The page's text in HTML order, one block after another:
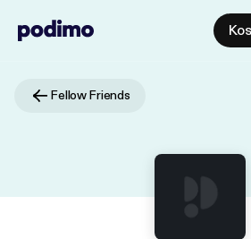
Fellow Friends